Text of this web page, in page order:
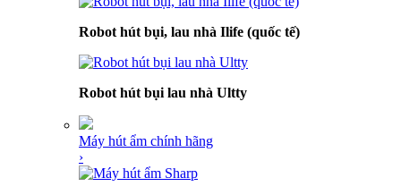
Robot hút bụi, lau nhà Ilife (quốc tế)
Robot hút bụi lau nhà Ultty
Máy hút ẩm chính hãng
›